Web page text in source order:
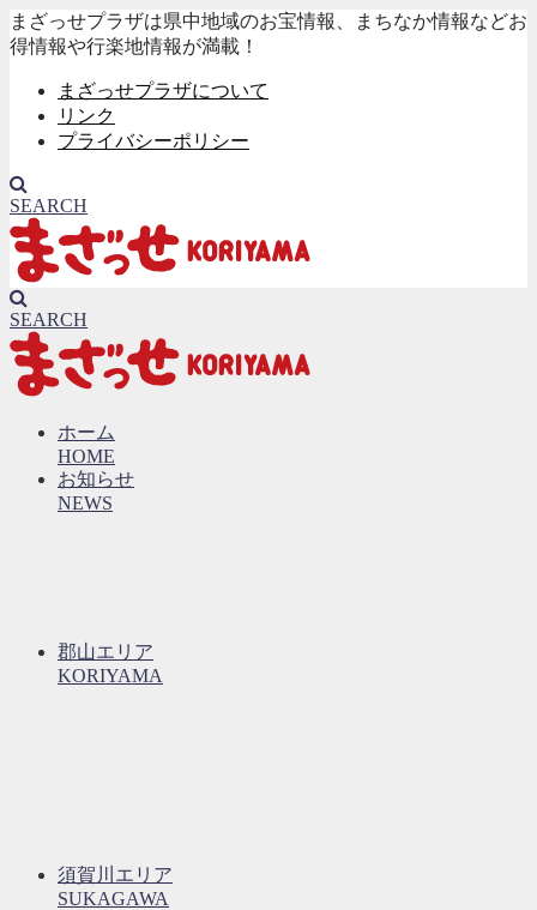
まざっせプラザは県中地域のお宝情報、まちなか情報などお
得情報や行楽地情報が満載！
まざっせプラザについて
リンク
プライバシーポリシー
SEARCH
SEARCH
ホーム
HOME
お知らせ
NEWS
郡山エリア
KORIYAMA
須賀川エリア
SUKAGAWA